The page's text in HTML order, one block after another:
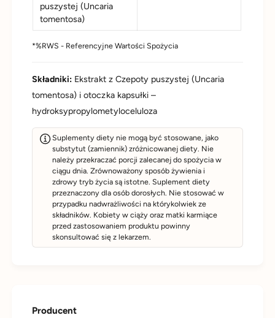
puszystej (Uncaria
tomentosa)
*%RWS - Referencyjne Wartości Spożycia
Składniki: Ekstrakt z Czepoty puszystej (Uncaria
tomentosa) i otoczka kapsułki –
hydroksypropylometyloceluloza
Suplementy diety nie mogą być stosowane, jako
substytut (zamiennik) zróżnicowanej diety. Nie
należy przekraczać porcji zalecanej do spożycia w
ciągu dnia. Zrównoważony sposób żywienia i
zdrowy tryb życia są istotne. Suplement diety
przeznaczony dla osób dorosłych. Nie stosować w
przypadku nadwrażliwości na którykolwiek ze
składników. Kobiety w ciąży oraz matki karmiące
przed zastosowaniem produktu powinny
skonsultować się z lekarzem.
Producent